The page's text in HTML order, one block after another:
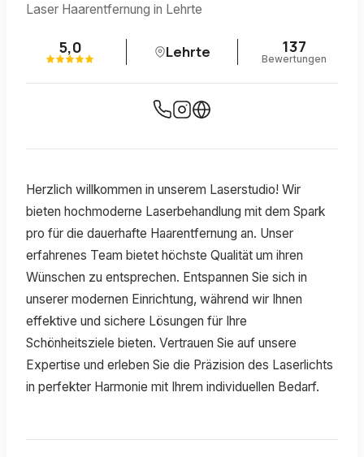
Laser Haarentfernung in Lehrte
5,0 Lehrte 137
Bewertungen
Herzlich willkommen in unserem Laserstudio! Wir
bieten hochmoderne Laserbehandlung mit dem Spark
pro für die dauerhafte Haarentfernung an. Unser
erfahrenes Team bietet höchste Qualität um ihren
Wünschen zu entsprechen. Entspannen Sie sich in
unserer modernen Einrichtung, während wir Ihnen
effektive und sichere Lösungen für Ihre
Schönheitsziele bieten. Vertrauen Sie auf unsere
Expertise und erleben Sie die Präzision des Laserlichts
in perfekter Harmonie mit Ihrem individuellen Bedarf.